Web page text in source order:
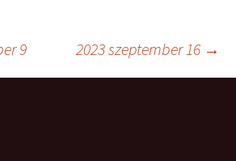
9 2023 szeptember 16 →